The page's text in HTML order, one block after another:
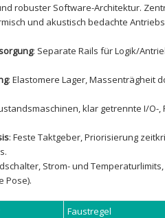
robuster Software-Architektur.
und akustisch ‌bedachte
: Separate Rails für Logik/
: ⁣Elastomere Lager, Massenträgheit
klar⁣ getrennte I/O-
: Feste Taktgeber, Priorisierung
Strom- und
Pose).
Faustregel